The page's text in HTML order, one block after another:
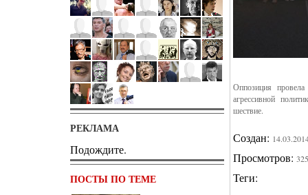
РЕКЛАМА
Подождите.
ПОСТЫ ПО ТЕМЕ
Оппозиция
агрессивной
шествие.
Создан:
Просмотров:
Теги: